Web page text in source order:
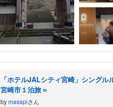
「ホテルJALシティ宮崎」シング
宮崎市１泊旅＝
bymasapiさん